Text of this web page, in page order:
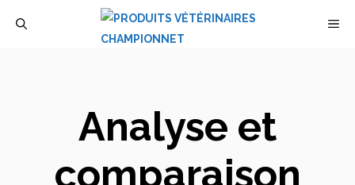
Analyse et
comparaison